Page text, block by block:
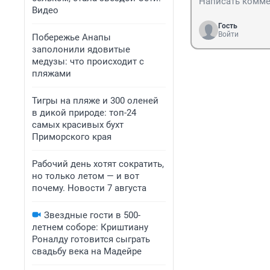
Видео
Побережье Анапы
заполонили ядовитые
медузы: что происходит с
пляжами
Тигры на пляже и 300 оленей
в дикой природе: топ-24
самых красивых бухт
Приморского края
Рабочий день хотят сократить,
но только летом — и вот
почему. Новости 7 августа
Звездные гости в 500-
летнем соборе: Криштиану
Роналду готовится сыграть
свадьбу века на Мадейре
Гость
Войти